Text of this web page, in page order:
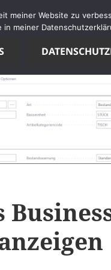
Website zu
meiner